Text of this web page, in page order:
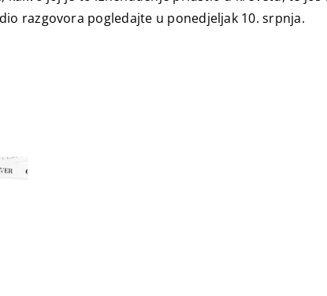
razgovora pogledajte u ponedjeljak 10. srpnja.